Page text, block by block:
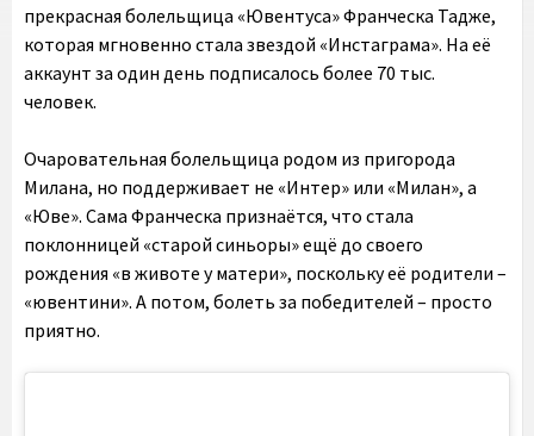
прекрасная болельщица «Ювентуса» Франческа Тадже,
которая мгновенно стала звездой «Инстаграма». На её
аккаунт за один день подписалось более 70 тыс.
человек.
Очаровательная болельщица родом из пригорода
Милана, но поддерживает не «Интер» или «Милан», а
«Юве». Сама Франческа признаётся, что стала
поклонницей «старой синьоры» ещё до своего
рождения «в животе у матери», поскольку её родители –
«ювентини». А потом, болеть за победителей – просто
приятно.